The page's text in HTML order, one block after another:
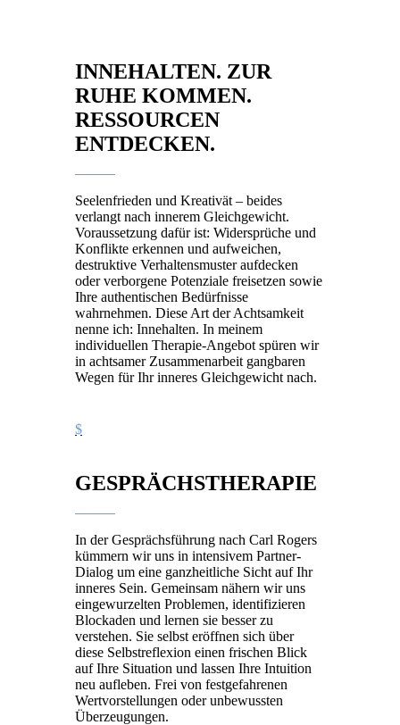
INNEHALTEN. ZUR
RUHE KOMMEN.
RESSOURCEN
ENTDECKEN.
Seelenfrieden und Kreativät – beides
verlangt nach innerem Gleichgewicht.
Voraussetzung dafür ist: Widersprüche und
Konflikte erkennen und aufweichen,
destruktive Verhaltensmuster aufdecken
oder verborgene Potenziale freisetzen sowie
Ihre authentischen Bedürfnisse
wahrnehmen. Diese Art der Achtsamkeit
nenne ich: Innehalten. In meinem
individuellen Therapie-Angebot spüren wir
in achtsamer Zusammenarbeit gangbaren
Wegen für Ihr inneres Gleichgewicht nach.
GESPRÄCHSTHERAPIE
In der Gesprächsführung nach Carl Rogers
kümmern wir uns in intensivem Partner-
Dialog um eine ganzheitliche Sicht auf Ihr
inneres Sein. Gemeinsam nähern wir uns
eingewurzelten Problemen, identifizieren
Blockaden und lernen sie besser zu
verstehen. Sie selbst eröffnen sich über
diese Selbstreflexion einen frischen Blick
auf Ihre Situation und lassen Ihre Intuition
neu aufleben. Frei von festgefahrenen
Wertvorstellungen oder unbewussten
Überzeugungen.